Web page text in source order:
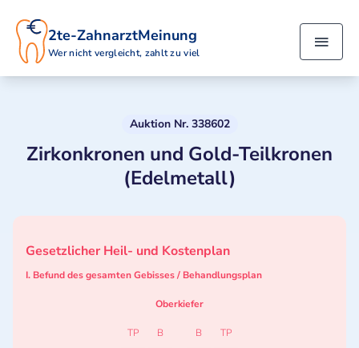
2te-ZahnarztMeinung
Wer nicht vergleicht, zahlt zu viel
Auktion Nr. 338602
Zirkonkronen und Gold-Teilkronen
(Edelmetall)
Gesetzlicher Heil- und Kostenplan
I. Befund des gesamten Gebisses / Behandlungsplan
Oberkiefer
TP B B
TP